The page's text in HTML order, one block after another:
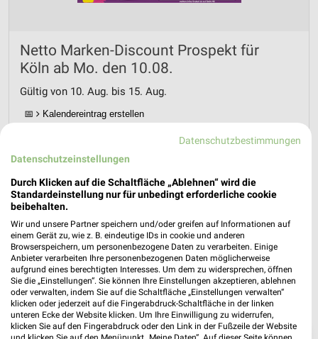
Netto Marken-Discount Prospekt für
Köln ab Mo. den 10.08.
Gültig von 10. Aug. bis 15. Aug.
📅 Kalendereintrag erstellen
PROSPEKT BLÄTTERN
Datenschutzbestimmungen
Datenschutzeinstellungen
Durch Klicken auf die Schaltfläche „Ablehnen“ wird die
Standardeinstellung nur für unbedingt erforderliche cookie
beibehalten.
Wir und unsere Partner speichern und/oder greifen auf Informationen auf
einem Gerät zu, wie z. B. eindeutige IDs in cookie und anderen
Browserspeichern, um personenbezogene Daten zu verarbeiten. Einige
Anbieter verarbeiten Ihre personenbezogenen Daten möglicherweise
aufgrund eines berechtigten Interesses. Um dem zu widersprechen, öffnen
Sie die „Einstellungen“. Sie können Ihre Einstellungen akzeptieren, ablehnen
oder verwalten, indem Sie auf die Schaltfläche „Einstellungen verwalten“
klicken oder jederzeit auf die Fingerabdruck-Schaltfläche in der linken
unteren Ecke der Website klicken. Um Ihre Einwilligung zu widerrufen,
klicken Sie auf den Fingerabdruck oder den Link in der Fußzeile der Website